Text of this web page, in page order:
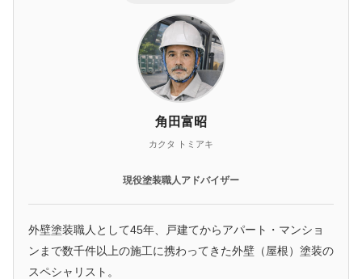
角田富昭
カクタ トミアキ
現役塗装職人アドバイザー
外壁塗装職人として45年、戸建てからアパート・マンショ
ンまで数千件以上の施工に携わってきた外壁（屋根）塗装の
スペシャリスト。